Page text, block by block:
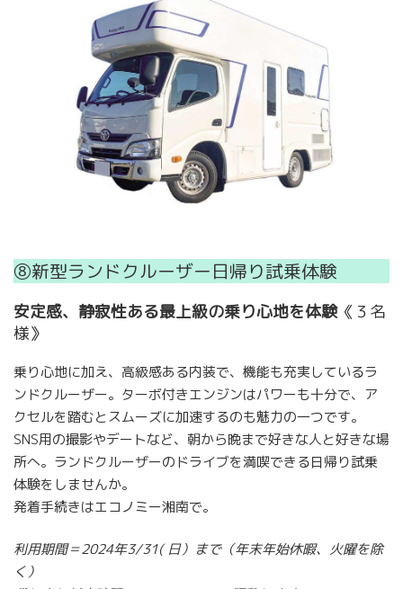
⑧新型ランドクルーザー日帰り試乗体験
安定感、静寂性ある最上級の乗り心地を体験《３名
様》
乗り心地に加え、高級感ある内装で、機能も充実しているラ
ンドクルーザー。ターボ付きエンジンはパワーも十分で、ア
クセルを踏むとスムーズに加速するのも魅力の一つです。
SNS用の撮影やデートなど、朝から晩まで好きな人と好きな場
所へ。ランドクルーザーのドライブを満喫できる日帰り試乗
体験をしませんか。
発着手続きはエコノミー湘南で。
利用期間＝2024年3/31( 日）まで（年末年始休暇、火曜を除
く）